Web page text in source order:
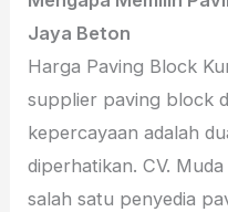
Jaya Beton
Harga Paving Block
supplier paving block
kepercayaan adalah
diperhatikan. CV.
salah satu penyedia